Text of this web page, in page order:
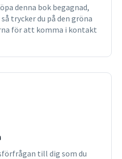
denna bok begagnad,
trycker du på den gröna
för att komma i kontakt
till dig som du